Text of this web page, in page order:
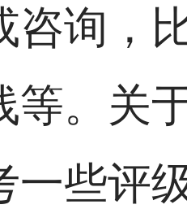
询，
。关
些评